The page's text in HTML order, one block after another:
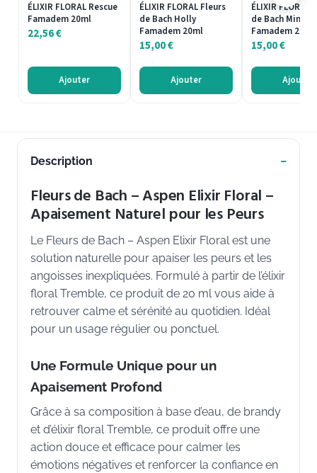
ÉLIXIR FLORAL Rescue
Famadem 20ml
22,56€
Ajouter
ÉLIXIR FLORAL Fleurs
de Bach Holly
Famadem 20ml
15,00€
Ajouter
ÉLIXIR FLORAL
de Bach
Famadem 20ml
15,00€
Ajouter
Description
Fleurs de Bach – Aspen Elixir Floral –
Apaisement Naturel pour les Peurs
Le Fleurs de Bach – Aspen Elixir Floral est une
solution naturelle pour apaiser les peurs et les
angoisses inexpliquées. Formulé à partir de l’élixir
floral Tremble, ce produit de 20 ml vous aide à
retrouver calme et sérénité au quotidien. Idéal
pour un usage régulier ou ponctuel.
Une Formule Unique pour un
Apaisement Profond
Grâce à sa composition à base d’eau, de brandy
et d’élixir floral Tremble, ce produit offre une
action douce et efficace pour calmer les
émotions négatives et renforcer la confiance en